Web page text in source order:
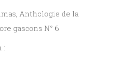
Anthologie de la
gascons N° 6
: